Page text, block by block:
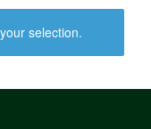
selection.